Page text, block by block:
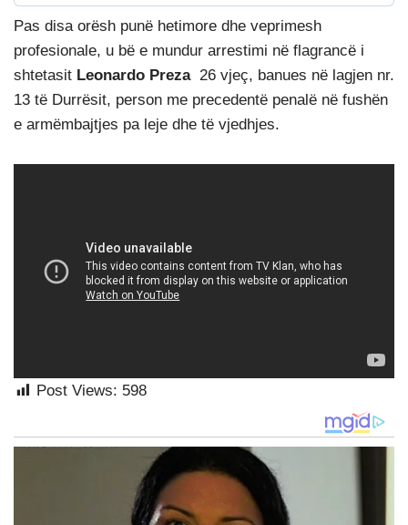
Pas disa orësh punë hetimore dhe veprimesh
profesionale, u bë e mundur arrestimi në flagrancë i
shtetasit Leonardo Preza26 vjeç, banues në lagjen nr.
13 të Durrësit, person me precedentë penalë në fushën
e armëmbajtjes pa leje dhe të vjedhjes.
Post Views: 598